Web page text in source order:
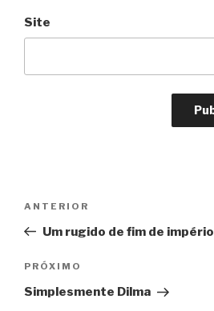
Site
Post
Anterior
ANTERIOR
Um rugido de fim de império
Próximo
PRÓXIMO
Simplesmente Dilma